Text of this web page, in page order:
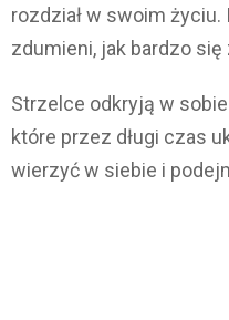
rozdział w swoim
zdumieni, jak bardzo się
Strzelce odkryją w
które przez długi czas
wierzyć w siebie i